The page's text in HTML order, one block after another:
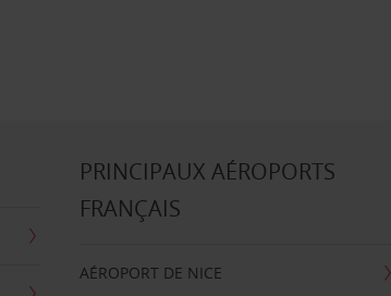
PRINCIPAUX AÉROPORTS
FRANÇAIS
AÉROPORT DE NICE